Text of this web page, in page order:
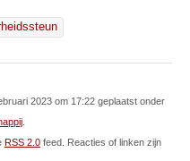
2023 om 17:22 geplaatst onder
RSS 2.0 feed. Reacties of linken zijn